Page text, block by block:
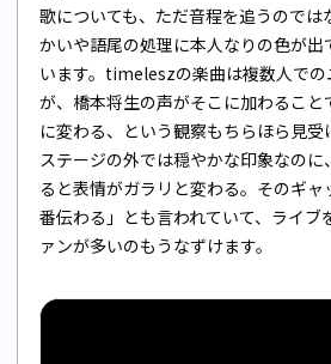
歌についても、ただ音程を追うのでは
かいや語尾の処理に本人なりの色が
います。timeleszの楽曲は複数人での
が、橋本将生の声がそこに加わること
に変わる、という観察もちらほら見受
ステージの外では穏やかな印象なのに
ると表情がガラリと変わる。そのギ
番伝わる」とも言われていて、ライブ
ァンが多いのもうなずけます。